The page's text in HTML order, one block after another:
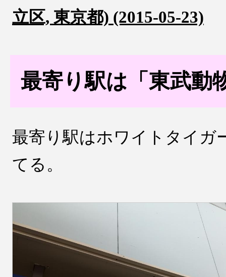
立区, 東京都) (2015-05-23)
最寄り駅は「東武動
最寄り駅はホワイトタイガ
てる。